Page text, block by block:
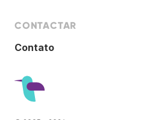
CONTACTAR
Contato